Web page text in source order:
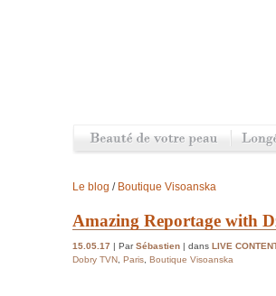
Le blog / Boutique Visoanska
Amazing Reportage with
15.05.17 | ParSébastien | dans LIVE
Dobry TVN, Paris, Boutique Visoanska